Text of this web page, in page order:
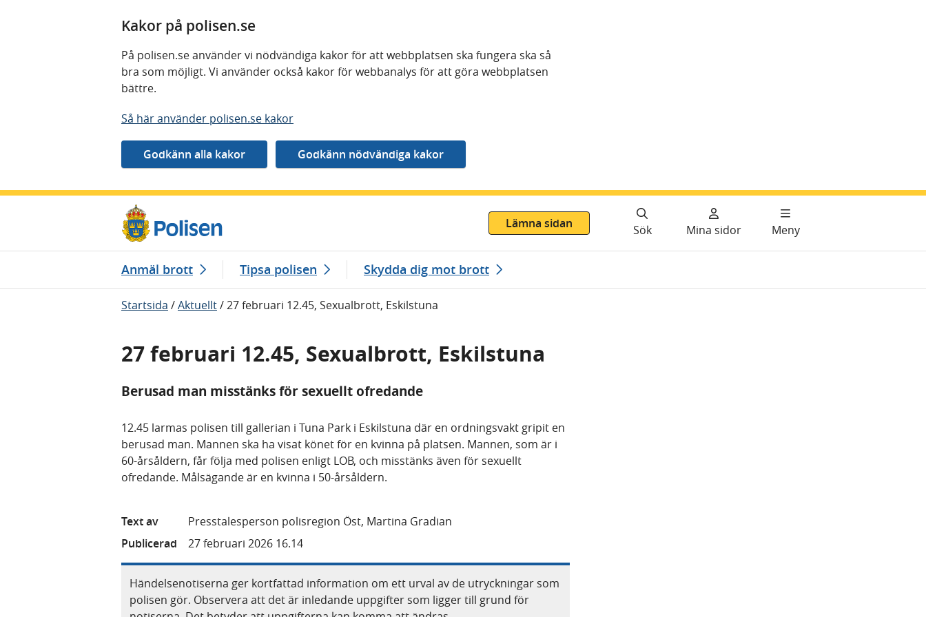
Kakor på polisen.se
På polisen.se använder vi nödvändiga kakor för att webbplatsen ska fungera ska så
bra som möjligt. Vi använder också kakor för webbanalys för att göra webbplatsen
bättre.
Så här använder polisen.se kakor
Lämna sidan
Sök Mina sidor Meny
Anmäl brott Tipsa polisen Skydda dig mot brott
Startsida /Aktuellt/27 februari 12.45, Sexualbrott, Eskilstuna
27 februari 12.45, Sexualbrott, Eskilstuna
Berusad man misstänks för sexuellt ofredande
12.45 larmas polisen till gallerian i Tuna Park i Eskilstuna där en ordningsvakt gripit en
berusad man. Mannen ska ha visat könet för en kvinna på platsen. Mannen, som är i
60-årsåldern, får följa med polisen enligt LOB, och misstänks även för sexuellt
ofredande. Målsägande är en kvinna i 50-årsåldern.
Text av
Presstalesperson polisregion Öst, Martina Gradian
Publicerad
27 februari 2026 16.14
Händelsenotiserna ger kortfattad information om ett urval av de utryckningar som
polisen gör. Observera att det är inledande uppgifter som ligger till grund för